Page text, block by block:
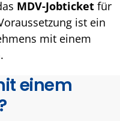
MDV-Jobticket für
ist ein
mit einem
einem